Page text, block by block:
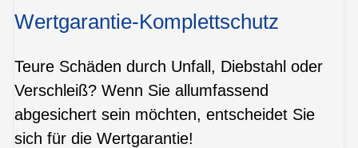
Wertgarantie-Komplettschutz
Teure Schäden durch Unfall, Diebstahl oder
Verschleiß? Wenn Sie allumfassend
abgesichert sein möchten, entscheidet Sie
sich für die Wertgarantie!